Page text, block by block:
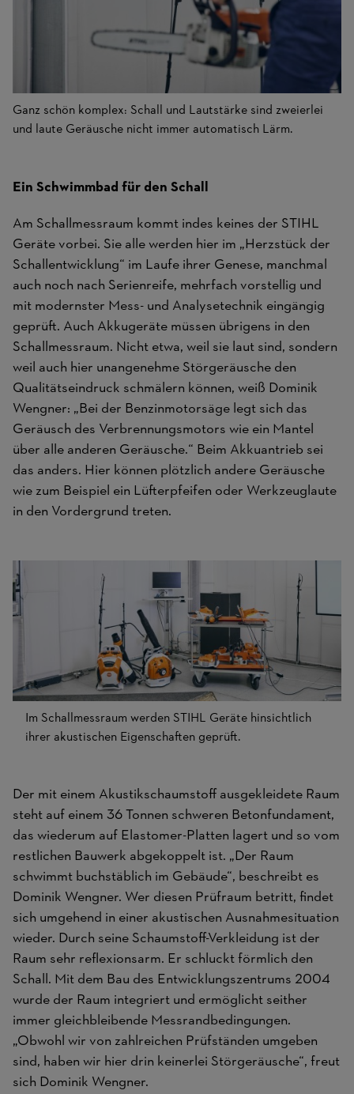
Ganz schön komplex: Schall und Lautstärke sind zweierlei
und laute Geräusche nicht immer automatisch Lärm.
Ein Schwimmbad für den Schall
Am Schallmessraum kommt indes keines der STIHL
Geräte vorbei. Sie alle werden hier im „Herzstück der
Schallentwicklung“ im Laufe ihrer Genese, manchmal
auch noch nach Serienreife, mehrfach vorstellig und
mit modernster Mess- und Analysetechnik eingängig
geprüft. Auch Akkugeräte müssen übrigens in den
Schallmessraum. Nicht etwa, weil sie laut sind, sondern
weil auch hier unangenehme Störgeräusche den
Qualitätseindruck schmälern können, weiß Dominik
Wengner: „Bei der Benzinmotorsäge legt sich das
Geräusch des Verbrennungsmotors wie ein Mantel
über alle anderen Geräusche.“ Beim Akkuantrieb sei
das anders. Hier können plötzlich andere Geräusche
wie zum Beispiel ein Lüfterpfeifen oder Werkzeuglaute
in den Vordergrund treten.
Im Schallmessraum werden STIHL Geräte hinsichtlich
ihrer akustischen Eigenschaften geprüft.
Der mit einem Akustikschaumstoff ausgekleidete Raum
steht auf einem 36 Tonnen schweren Betonfundament,
das wiederum auf Elastomer-Platten lagert und so vom
restlichen Bauwerk abgekoppelt ist. „Der Raum
schwimmt buchstäblich im Gebäude“, beschreibt es
Dominik Wengner. Wer diesen Prüfraum betritt, findet
sich umgehend in einer akustischen Ausnahmesituation
wieder. Durch seine Schaumstoff-Verkleidung ist der
Raum sehr reflexionsarm. Er schluckt förmlich den
Schall. Mit dem Bau des Entwicklungszentrums 2004
wurde der Raum integriert und ermöglicht seither
immer gleichbleibende Messrandbedingungen.
„Obwohl wir von zahlreichen Prüfständen umgeben
sind, haben wir hier drin keinerlei Störgeräusche“, freut
sich Dominik Wengner.